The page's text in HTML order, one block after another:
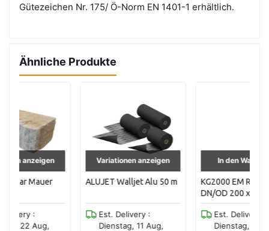
Gütezeichen Nr. 175/ Ö-Norm EN 1401-1 erhältlich.
Ähnliche Produkte
Variationen anzeigen
ALUJET Walljet Alu 50 m
Est. Delivery :
Dienstag, 11 Aug,
In den Warenkorb
KG2000 EM Rohr SN 10
DN/OD 200 x 2000 mm
Est. Delivery :
Dienstag, 11 Aug,